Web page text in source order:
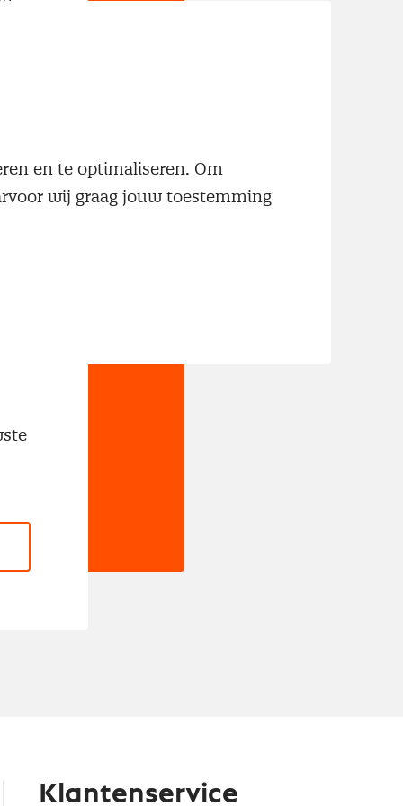
Klantenservice
en te optimaliseren. Om
wij graag jouw toestemming